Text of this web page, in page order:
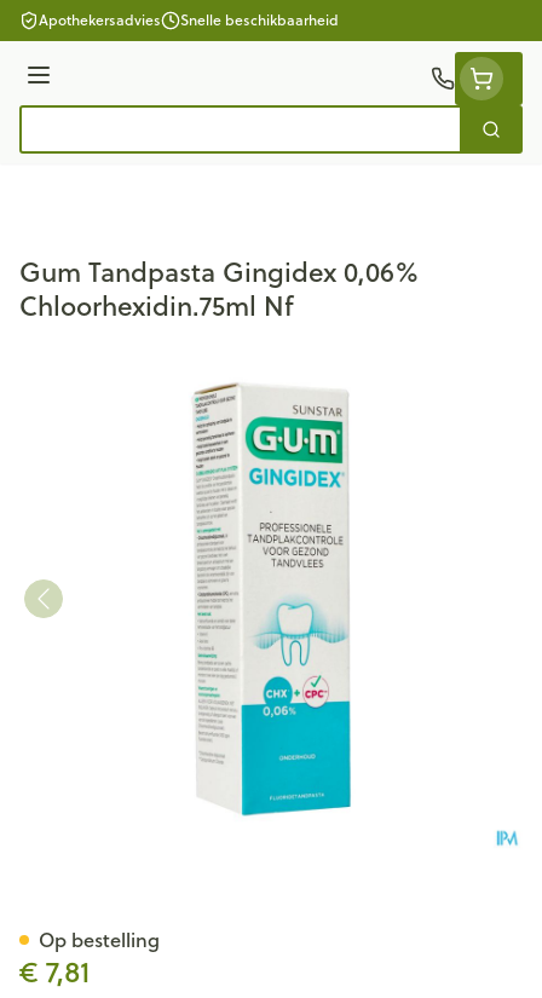
Ga naar de inhoud
Apothekersadvies Snelle beschikbaarheid
Menu
Zoek
Gum Tandpasta Gingidex 0,06%
Chloorhexidin.75ml Nf
€ 7,81
Op bestelling